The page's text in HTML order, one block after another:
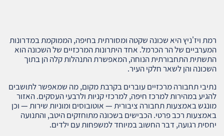
רמת ויז'ניץ היא שכונה שקטה ומסורתית בחיפה, הממוקמת במדרונות
המערביים של הר הכרמל. אחד היתרונות המרכזיים של השכונה הוא
התשתית התחבורתית הנוחה, המאפשרת התנהלות קלה הן בתוך
השכונה והן לשאר חלקי העיר.
נתיבי תחבורה מרכזיים עוברים בקרבת מקום, מה שמאפשר לתושבים
להגיע במהירות למרכז חיפה, למרכזי קניות ולרבעי העסקים. האזור
מונגש באמצעות תחבורה ציבורית — אוטובוסים ומוניות שירות — וכן
באמצעות רכב פרטי. הכבישים בשכונה מתוחזקים היטב, והתנועה
יחסית רגועה, דבר החשוב במיוחד למשפחות עם ילדים.